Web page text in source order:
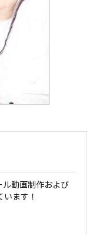
動画制作および
ます！